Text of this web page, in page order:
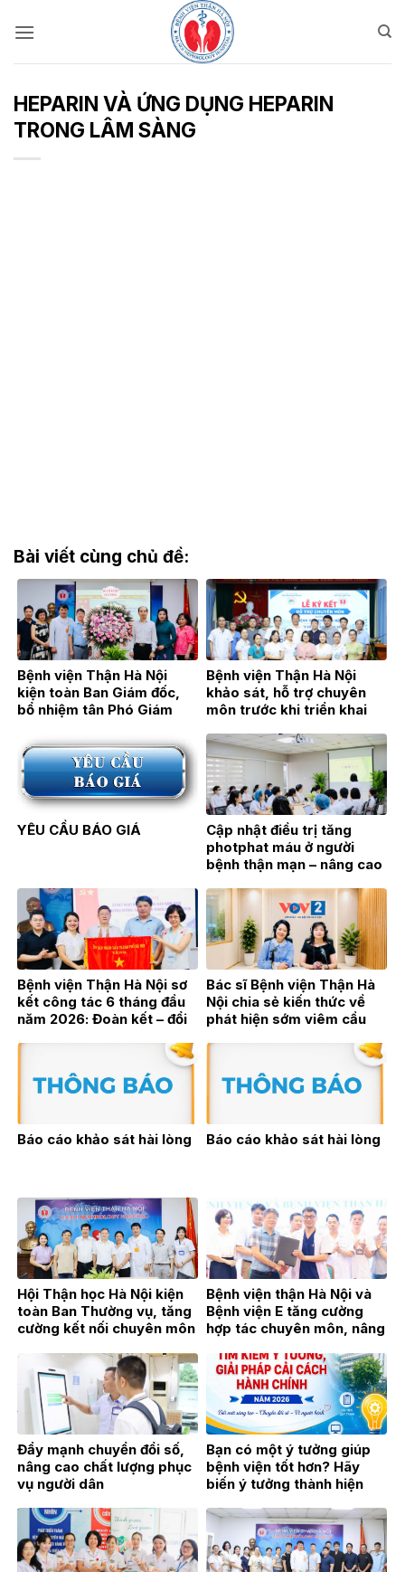
qua
HEPARIN VÀ ỨNG DỤNG HEPARIN
TRONG LÂM SÀNG
Bài viết cùng chủ đề:
Bệnh viện Thận Hà Nội
kiện toàn Ban Giám đốc,
bổ nhiệm tân Phó Giám
Bích Hằng
Bệnh viện Thận Hà Nội
khảo sát, hỗ trợ chuyên
môn trước khi triển khai
tại Bệnh viện Đa khoa Hoài
Đức
YÊU CẦU BÁO GIÁ
Cập nhật điều trị tăng
photphat máu ở người
bệnh thận mạn – nâng cao
hành lâm sàng
Bệnh viện Thận Hà Nội sơ
kết công tác 6 tháng đầu
năm 2026: Đoàn kết – đổi
triển bền vững
Bác sĩ Bệnh viện Thận Hà
Nội chia sẻ kiến thức về
phát hiện sớm viêm cầu
trực tiếp VOV2
Báo cáo khảo sát hài lòng Báo cáo khảo sát hài lòng
Hội Thận học Hà Nội kiện
toàn Ban Thường vụ, tăng
cường kết nối chuyên môn
chuyên ngành Thận học
Bệnh viện thận Hà Nội và
Bệnh viện E tăng cường
hợp tác chuyên môn, nâng
chữa bệnh
Đẩy mạnh chuyển đổi số,
nâng cao chất lượng phục
vụ người dân
Bạn có một ý tưởng giúp
bệnh viện tốt hơn? Hãy
biến ý tưởng thành hiện